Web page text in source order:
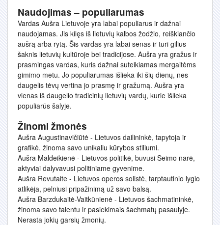
Naudojimas – populiarumas
Vardas Aušra Lietuvoje yra labai populiarus ir dažnai
naudojamas. Jis kilęs iš lietuvių kalbos žodžio, reiškiančio
aušrą arba rytą. Šis vardas yra labai senas ir turi gilius
šaknis lietuvių kultūroje bei tradicijose. Aušra yra gražus ir
prasmingas vardas, kuris dažnai suteikiamas mergaitėms
gimimo metu. Jo populiarumas išlieka iki šių dienų, nes
daugelis tėvų vertina jo prasmę ir gražumą. Aušra yra
vienas iš daugelio tradicinių lietuvių vardų, kurie išlieka
populiarūs šalyje.
Žinomi žmonės
Aušra Augustinavičiūtė - Lietuvos dailininkė, tapytoja ir
grafikė, žinoma savo unikaliu kūrybos stiliumi.
Aušra Maldeikienė - Lietuvos politikė, buvusi Seimo narė,
aktyviai dalyvavusi politiniame gyvenime.
Aušra Revutaite - Lietuvos operos solistė, tarptautinio lygio
atlikėja, pelniusi pripažinimą už savo balsą.
Aušra Barzdukaitė-Vaitkūnienė - Lietuvos šachmatininkė,
žinoma savo talentu ir pasiekimais šachmatų pasaulyje.
Nerasta jokių garsių žmonių.